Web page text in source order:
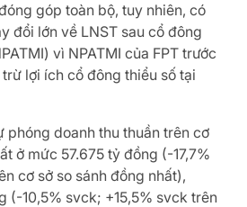
góp toàn bộ, tuy nhiên, có
đổi lớn về LNST sau cổ đông
vì NPATMI của FPT trước
lợi ích cổ đông thiểu số tại
phóng doanh thu thuần trên cơ
ở mức 57.675 tỷ đồng (-17,7%
cơ sở so sánh đồng nhất),
(-10,5% svck; +15,5% svck trên